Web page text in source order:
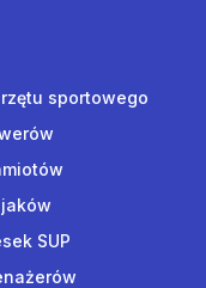
sportowego
SUP